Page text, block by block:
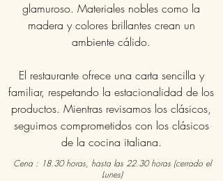
glamuroso. Materiales nobles como la
madera y colores brillantes crean un
ambiente cálido.
El restaurante ofrece una carta sencilla y
familiar, respetando la estacionalidad de los
productos. Mientras revisamos los clásicos,
seguimos comprometidos con los clásicos
de la cocina italiana.
Cena : 18.30 horas, hasta las 22.30 horas (cerrado el
Lunes)